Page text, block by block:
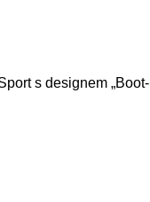
s designem